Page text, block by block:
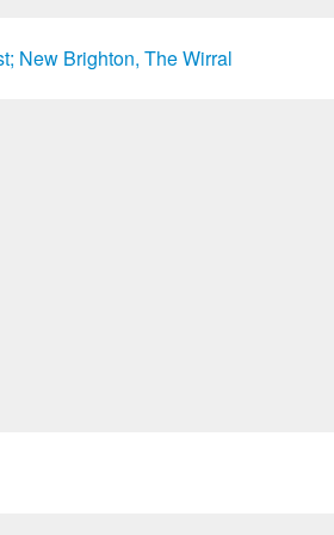
New Brighton, The Wirral